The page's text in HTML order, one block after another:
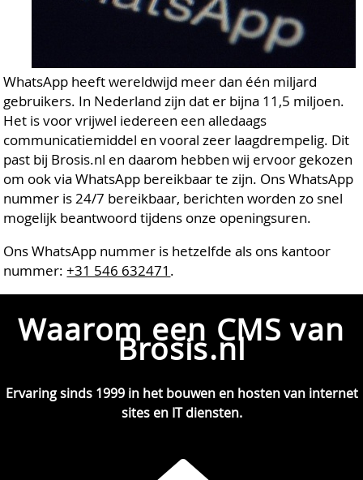
WhatsApp heeft wereldwijd meer dan één miljard
gebruikers. In Nederland zijn dat er bijna 11,5 miljoen.
Het is voor vrijwel iedereen een alledaags
communicatiemiddel en vooral zeer laagdrempelig. Dit
past bij Brosis.nl en daarom hebben wij ervoor gekozen
om ook via WhatsApp bereikbaar te zijn. Ons WhatsApp
nummer is 24/7 bereikbaar, berichten worden zo snel
mogelijk beantwoord tijdens onze openingsuren.
Ons WhatsApp nummer is hetzelfde als ons kantoor
nummer:+31 546 632471 .
Waarom een CMS van
Brosis.nl
Ervaring sinds 1999 in het bouwen en hosten van internet
sites en IT diensten.